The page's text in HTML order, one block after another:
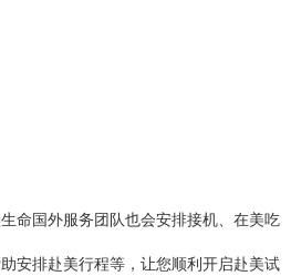
命国外服务团队也会安排接机、在美吃
安排赴美行程等，让您顺利开启赴美试